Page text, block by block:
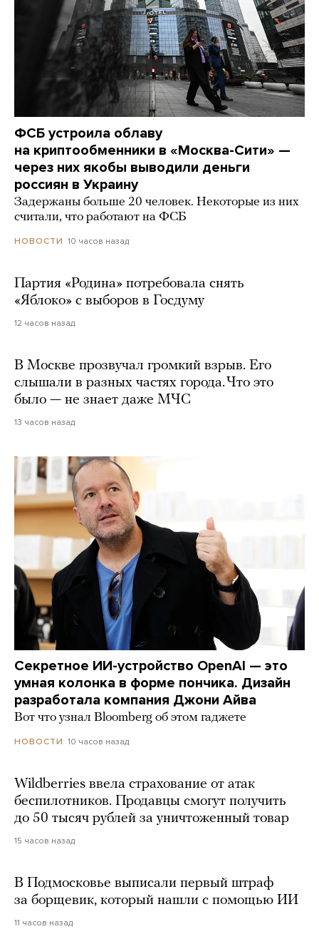
ФСБ устроила облаву
на криптообменники в «Москва-Сити» —
через них якобы выводили деньги
россиян в Украину
Задержаны больше 20 человек. Некоторые из них
считали, что работают на ФСБ
НОВОСТИ 10 часов назад
Партия «Родина» потребовала снять
«Яблоко» с выборов в Госдуму
12 часов назад
В Москве прозвучал громкий взрыв. Его
слышали в разных частях города. Что это
было — не знает даже МЧС
13 часов назад
Секретное ИИ-устройство OpenAI — это
умная колонка в форме пончика. Дизайн
разработала компания Джони Айва
Вот что узнал Bloomberg об этом гаджете
НОВОСТИ 10 часов назад
Wildberries ввела страхование от атак
беспилотников. Продавцы смогут получить
до 50 тысяч рублей за уничтоженный товар
15 часов назад
В Подмосковье выписали первый штраф
за борщевик, который нашли с помощью ИИ
11 часов назад